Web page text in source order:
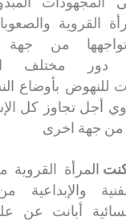
القروية
من جهة
دور مختلف
للنهوض بأوضاع
أجل تجاوز كل
من جهة اخرى
المرأة القروية
والإبداعية
أبانت عن